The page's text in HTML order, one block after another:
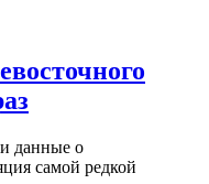
данные о
самой редкой